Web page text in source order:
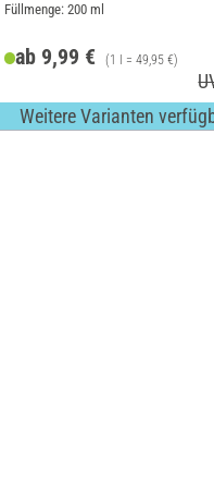
Füllmenge: 200 ml
ab 9,99 € (1 l = 49,95 €)
Weitere Varianten